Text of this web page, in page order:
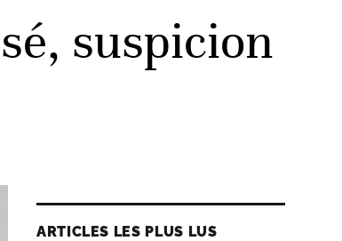
suspicion
ARTICLES LES PLUS LUS